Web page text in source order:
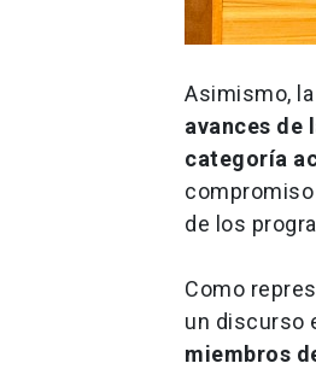
Asimismo,
avances de
categoría
de los
Como
un discurso
miembros